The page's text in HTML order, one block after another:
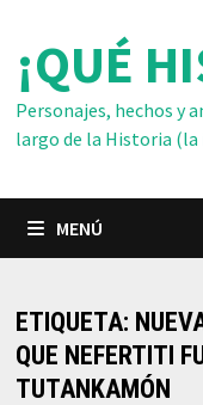
contenido
¡QUÉ
Personajes, hechos y
largo de la Historia
MENÚ
ETIQUETA:
QUE NEFERTITI
TUTANKAMÓN